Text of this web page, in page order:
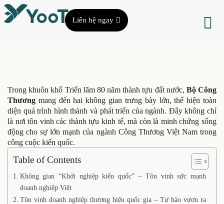
Liên hệ ngay
Trong khuôn khổ Triển lãm 80 năm thành tựu đất nước, Bộ Công
Thương mang đến hai không gian trưng bày lớn, thể hiện toàn
diện quá trình hình thành và phát triển của ngành. Đây không chỉ
là nơi tôn vinh các thành tựu kinh tế, mà còn là minh chứng sống
động cho sự lớn mạnh của ngành Công Thương Việt Nam trong
công cuộc kiến quốc.
Table of Contents
Không gian “Khởi nghiệp kiến quốc” – Tôn vinh sức mạnh
doanh nghiệp Việt
Tôn vinh doanh nghiệp thương hiệu quốc gia – Tự hào vươn ra